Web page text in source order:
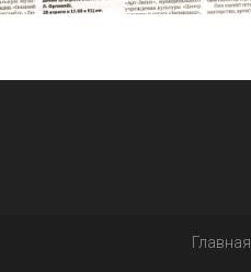
Главная